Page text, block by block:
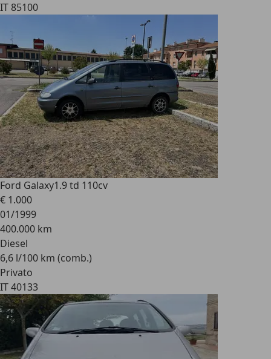
IT 85100
Ford Galaxy1.9 td 110cv
€ 1.000
01/1999
400.000 km
Diesel
6,6 l/100 km (comb.)
Privato
IT 40133